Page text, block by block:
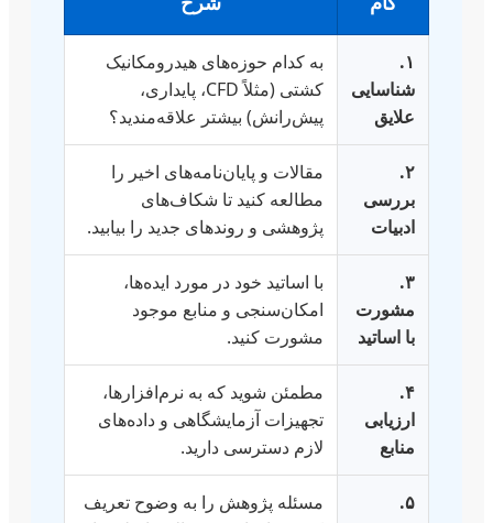
۱.
شناسایی
علایق
به کدام حوزه‌های هیدرومکانیک
کشتی (مثلاً CFD، پایداری،
پیش‌رانش) بیشتر علاقه‌مندید؟
۲.
بررسی
ادبیات
مقالات و پایان‌نامه‌های اخیر را
مطالعه کنید تا شکاف‌های
پژوهشی و روندهای جدید را بیابید.
۳.
مشورت
با اساتید
با اساتید خود در مورد ایده‌ها،
امکان‌سنجی و منابع موجود
مشورت کنید.
۴.
ارزیابی
منابع
مطمئن شوید که به نرم‌افزارها،
تجهیزات آزمایشگاهی و داده‌های
لازم دسترسی دارید.
۵.
مسئله پژوهش را به وضوح تعریف